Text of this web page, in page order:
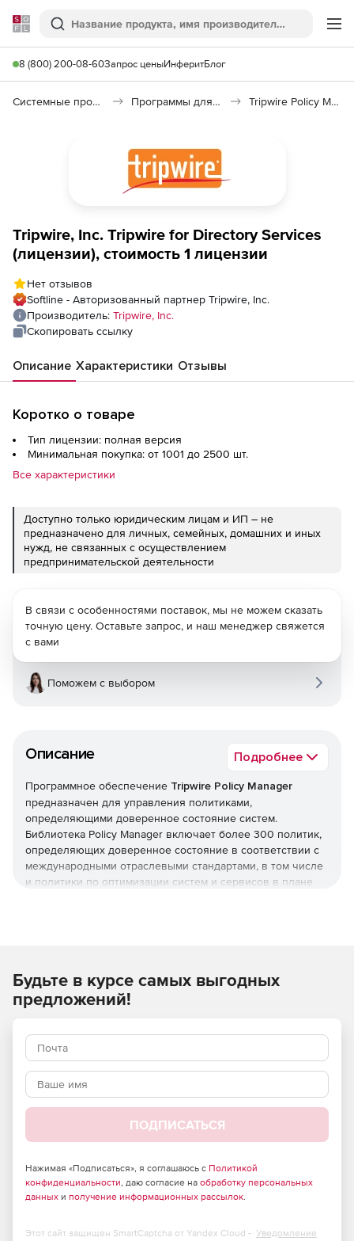
Softline
Поиск
8 (800) 200-08-60Запрос ценыИнферитБлог
Системные программы Программы для настройки системы Tripwire Policy Manager
Tripwire, Inc. Tripwire for Directory Services
(лицензии), стоимость 1 лицензии
Нет отзывов
Softline - Авторизованный партнер Tripwire, Inc.
Производитель: Tripwire, Inc.
Скопировать ссылку
Описание Характеристики Отзывы
Коротко о товаре
Тип лицензии: полная версия
Минимальная покупка: от 1001 до 2500 шт.
Все характеристики
Доступно только юридическим лицам и ИП – не
предназначено для личных, семейных, домашних и иных
нужд, не связанных с осуществлением
предпринимательской деятельности
Описание Подробнее
Программное обеспечение Tripwire Policy Manager
предназначен для управления политиками,
определяющими доверенное состояние систем.
Библиотека Policy Manager включает более 300 политик,
определяющих доверенное состояние в соответствии с
международными отраслевыми стандартами, в том числе
и политики по оптимизации систем и сервисов в плане
В связи с особенностями поставок, мы не можем сказать
точную цену. Оставьте запрос, и наш менеджер свяжется
с вами
Поможем с выбором
Будьте в курсе самых выгодных
предложений!
ПОДПИСАТЬСЯ
Нажимая «Подписаться», я соглашаюсь с Политикой
конфиденциальности, даю согласие на обработку персональных
данных и получение информационных рассылок.
Этот сайт защищен SmartCaptcha от Yandex Cloud - Уведомление